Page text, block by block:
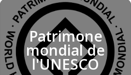
Patrimone
mondial de
l'UNESCO